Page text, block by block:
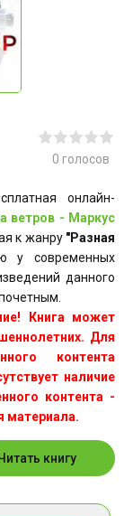
0 голосов
онлайн-
ветров - Маркус
к жанру "Разная
у современных
данного
Книга может
Для
контента
наличие
контента -
материала.
книгу